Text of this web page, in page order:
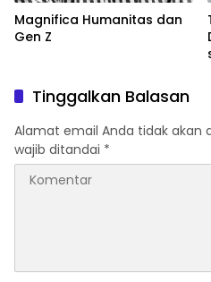
Magnifica Humanitas dan
Gen Z
Tinggalkan Balasan
Alamat email Anda tidak akan
wajib ditandai *